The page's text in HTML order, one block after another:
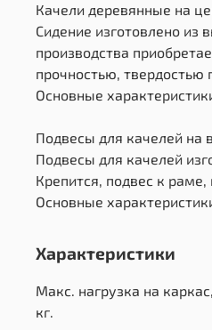
Качели деревянные на
Сидение изготовлено
производства
прочностью, твердостью
Основные
Подвесы для качелей на
Подвесы для качелей
Крепится, подвес к
Основные
Характеристики
Макс. нагрузка на каркас,
кг.